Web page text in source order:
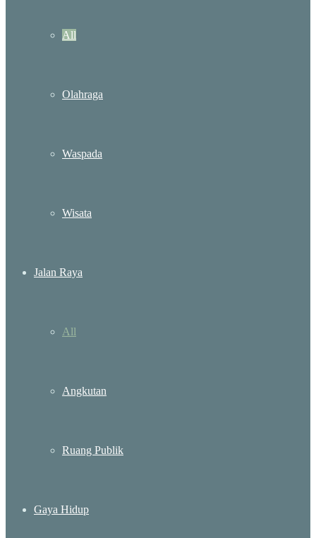
All
Olahraga
Waspada
Wisata
Jalan Raya
All
Angkutan
Ruang Publik
Gaya Hidup